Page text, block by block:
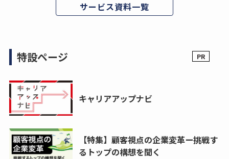
サービス資料一覧
特設ページ
キャリアアップナビ
【特集】顧客視点の企業変革ー挑戦す
るトップの構想を聞く